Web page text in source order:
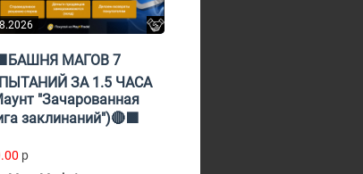
МАГОВ 7
ЗА 1.5 ЧАСА
"Зачарованная
заклинаний")🔴🟪
p